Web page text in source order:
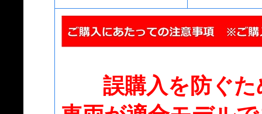
誤購入を防ぐ